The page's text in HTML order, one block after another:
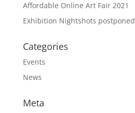
Affordable Online Art Fair 2021
Exhibition Nightshots postponed
Categories
Events
News
Meta